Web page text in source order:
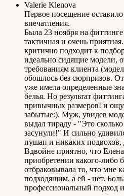
Valerie Klenova
Первое посещение
впечатления.
Была 23 ноября на
тактичная и очень
критично подходит к
идеально сидящие модели,
требованиям клиента
обошлось без сюрпризов.
уже имела определенные
белья. Но результат
привычных размеров! и
забытые:). Муж, увидев
выдал тираду - "Это
засунули!" И сильно
пушап и никаких
Вдвойне приятно, что
приобретении какого-либо
отбраковывала то, что мне
подходящим, а ей - нет.
профессиональный подход